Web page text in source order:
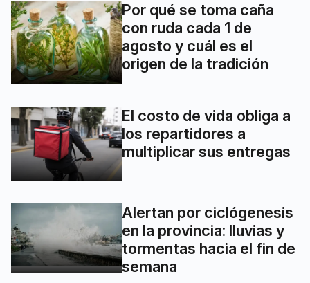
Por qué se toma caña
con ruda cada 1 de
agosto y cuál es el
origen de la tradición
El costo de vida obliga a
los repartidores a
multiplicar sus entregas
Alertan por ciclógenesis
en la provincia: lluvias y
tormentas hacia el fin de
semana